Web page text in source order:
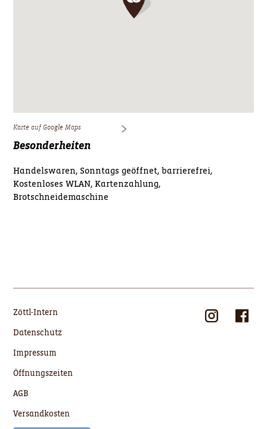
Karte auf Google Maps
Besonderheiten
Handelswaren, Sonntags geöffnet, barrierefrei,
Kostenloses WLAN, Kartenzahlung,
Brotschneidemaschine
Zöttl-Intern
Datenschutz
Impressum
Öffnungszeiten
AGB
Versandkosten